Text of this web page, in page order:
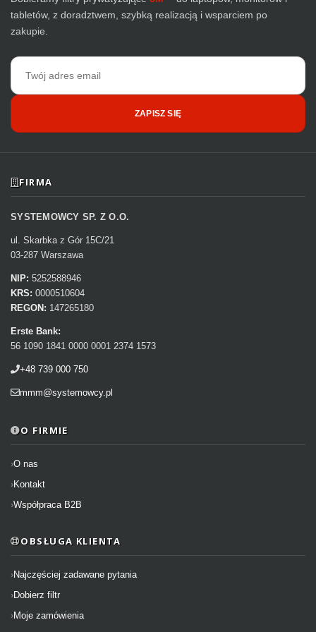
tabletów, z doradztwem, szybką realizacją i wsparciem po
zakupie.
Adres
email
ZAPISZ SIĘ
FIRMA
SYSTEMOWCY SP. Z O.O.
ul. Skarbka z Gór 15C/21
03-287 Warszawa
NIP: 5252588946
KRS: 0000510604
REGON: 147265180
Erste Bank:
56 1090 1841 0000 0001 2374 1573
+48 739 000 750
mmm@systemowcy.pl
O FIRMIE
O nas
Kontakt
Współpraca B2B
OBSŁUGA KLIENTA
Najczęściej zadawane pytania
Dobierz filtr
Moje zamówienia